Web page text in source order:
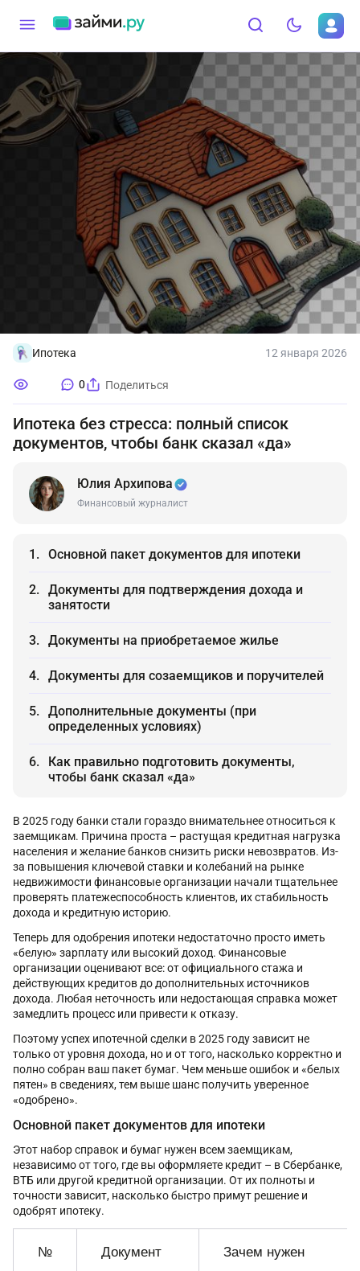
Ипотека 12 января 2026
0 Поделиться
Ипотека без стресса: полный список
документов, чтобы банк сказал «да»
Юлия Архипова
Финансовый журналист
Основной пакет документов для ипотеки
Документы для подтверждения дохода и
занятости
Документы на приобретаемое жилье
Документы для созаемщиков и поручителей
Дополнительные документы (при
определенных условиях)
Как правильно подготовить документы,
чтобы банк сказал «да»
В 2025 году банки стали гораздо внимательнее относиться к
заемщикам. Причина проста – растущая кредитная нагрузка
населения и желание банков снизить риски невозвратов. Из-
за повышения ключевой ставки и колебаний на рынке
недвижимости финансовые организации начали тщательнее
проверять платежеспособность клиентов, их стабильность
дохода и кредитную историю.
Теперь для одобрения ипотеки недостаточно просто иметь
«белую» зарплату или высокий доход. Финансовые
организации оценивают все: от официального стажа и
действующих кредитов до дополнительных источников
дохода. Любая неточность или недостающая справка может
замедлить процесс или привести к отказу.
Поэтому успех ипотечной сделки в 2025 году зависит не
только от уровня дохода, но и от того, насколько корректно и
полно собран ваш пакет бумаг. Чем меньше ошибок и «белых
пятен» в сведениях, тем выше шанс получить уверенное
«одобрено».
Основной пакет документов для ипотеки
Этот набор справок и бумаг нужен всем заемщикам,
независимо от того, где вы оформляете кредит – в Сбербанке,
ВТБ или другой кредитной организации. От их полноты и
точности зависит, насколько быстро примут решение и
одобрят ипотеку.
№ Документ Зачем нужен